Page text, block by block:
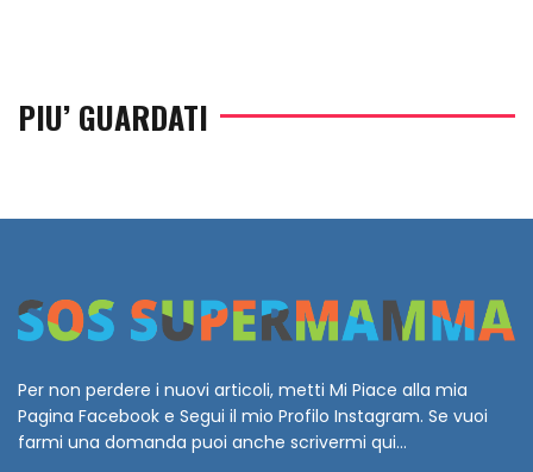
PIU’ GUARDATI
Per non perdere i nuovi articoli, metti Mi Piace alla mia
Pagina Facebook e Segui il mio Profilo Instagram. Se vuoi
farmi una domanda puoi anche scrivermi qui...